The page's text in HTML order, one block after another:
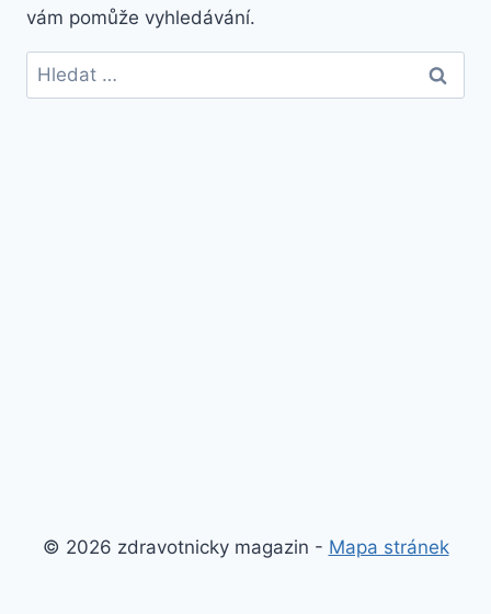
vám pomůže vyhledávání.
Vyhledávání
© 2026 zdravotnicky magazin - Mapa stránek